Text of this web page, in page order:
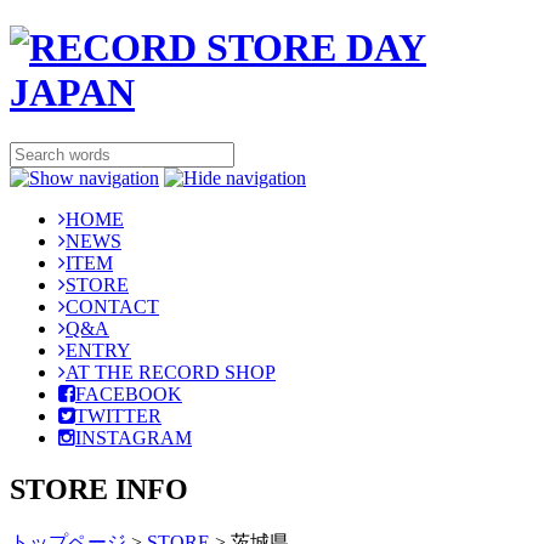
HOME
NEWS
ITEM
STORE
CONTACT
Q&A
ENTRY
AT THE RECORD SHOP
FACEBOOK
TWITTER
INSTAGRAM
STORE INFO